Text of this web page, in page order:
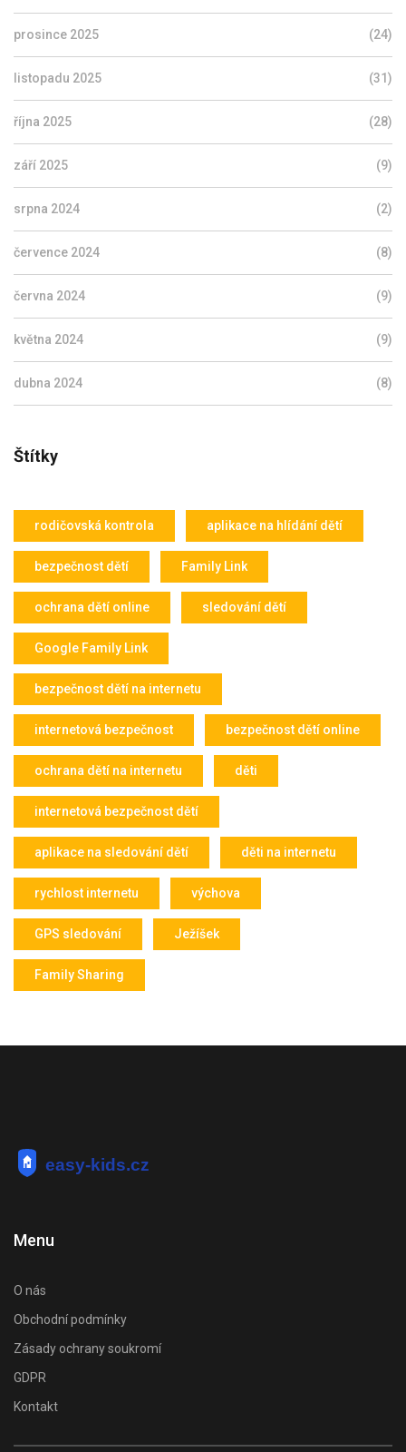
prosince 2025 (24)
listopadu 2025 (31)
října 2025 (28)
září 2025 (9)
srpna 2024 (2)
července 2024 (8)
června 2024 (9)
května 2024 (9)
dubna 2024 (8)
Štítky
rodičovská kontrola aplikace na hlídání dětí
bezpečnost dětí Family Link
ochrana dětí online sledování dětí
Google Family Link
bezpečnost dětí na internetu
internetová bezpečnost bezpečnost dětí online
ochrana dětí na internetu děti
internetová bezpečnost dětí
aplikace na sledování dětí děti na internetu
rychlost internetu výchova
GPS sledování Ježíšek
Family Sharing
Menu
O nás
Obchodní podmínky
Zásady ochrany soukromí
GDPR
Kontakt